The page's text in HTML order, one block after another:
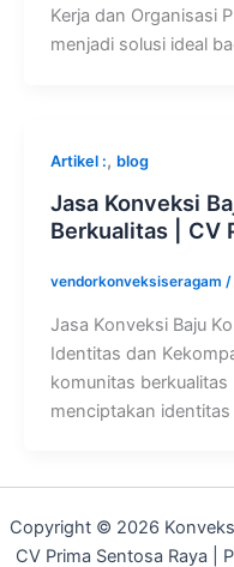
Kerja dan Organisasi
menjadi solusi ideal
Artikel :, blog
Jasa Konveksi
Berkualitas | CV
vendorkonveksiseragam /
Jasa Konveksi Baju
Identitas dan
komunitas
menciptakan identitas
Copyright © 2026 Konveksi
CV Prima Sentosa Raya |